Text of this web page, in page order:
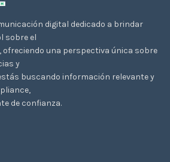
digital dedicado a brindar
sobre el
ofreciendo una perspectiva única sobre
y
buscando información relevante y
de confianza.